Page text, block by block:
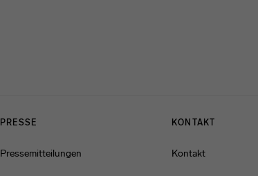
PRESSE
Pressemitteilungen
KONTAKT
Kontakt